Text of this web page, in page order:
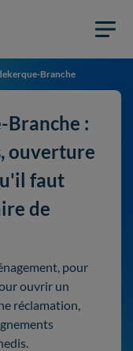
Branche
Branche :
ouverture
faut
de
pour
ouvrir un
réclamation,